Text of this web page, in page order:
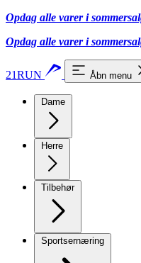
Opdag alle varer i
Opdag alle varer i
21RUN Åbn menu
Dame
Herre
Tilbehør
Sportsernæring